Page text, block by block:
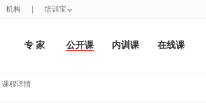
专 家 公开课 内训课 在线课
课程详情
机构 培训宝